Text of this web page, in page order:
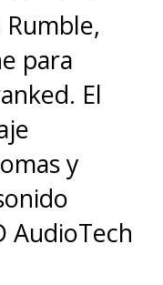
a
su
uno de
esta
para
El
y
AudioTech